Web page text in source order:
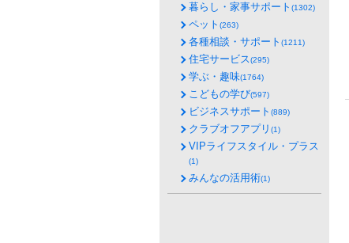
暮らし・家事サポート (1302)
ペット (263)
各種相談・サポート (1211)
住宅サービス(295)
学ぶ・趣味(1764)
こどもの学び(597)
ビジネスサポート (889)
クラブオフアプリ (1)
VIPライフスタイル・プラス
(1)
みんなの活用術(1)